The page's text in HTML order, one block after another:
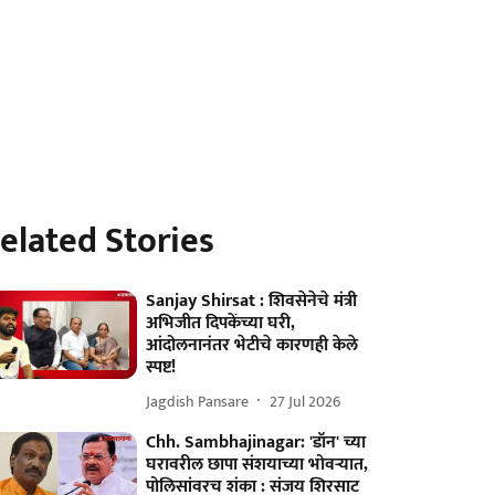
Stories
Sanjay Shirsat : शिवसेनेचे मंत्री
अभिजीत दिपकेंच्या घरी,
आंदोलनानंतर भेटीचे कारणही केले
स्पष्ट!
Jagdish Pansare 27 Jul 2026
Chh. Sambhajinagar: 'डॉन' च्या
घरावरील छापा संशयाच्या भोवऱ्यात,
पोलिसांवरच शंका : संजय शिरसाट